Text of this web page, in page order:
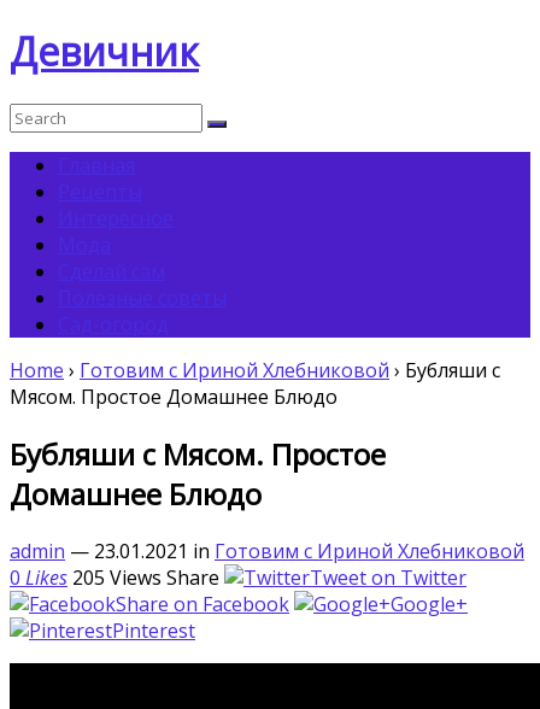
Девичник
Home › Готовим с Ириной Хлебниковой › Бубляши с
Мясом. Простое Домашнее Блюдо
Бубляши с Мясом. Простое
Домашнее Блюдо
admin — 23.01.2021 in Готовим с Ириной Хлебниковой
0 Likes 205 Views Share
Tweet on Twitter
Share on Facebook
Google+
Pinterest